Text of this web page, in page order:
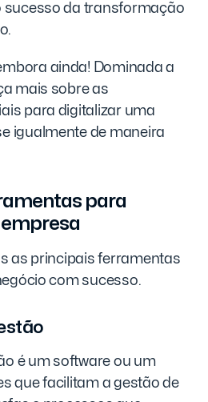
sucesso da transformação
ainda! Dominada a
mais sobre as
para digitalizar uma
igualmente de maneira
para
as principais ferramentas
com sucesso.
é um software ou um
que facilitam a gestão de